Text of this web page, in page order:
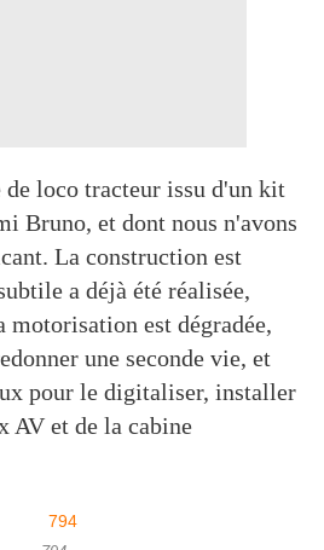
loco tracteur issu d'un kit
Bruno, et dont nous n'avons
La construction est
a déjà été réalisée,
motorisation est dégradée,
une seconde vie, et
pour le digitaliser, installer
AV et de la cabine